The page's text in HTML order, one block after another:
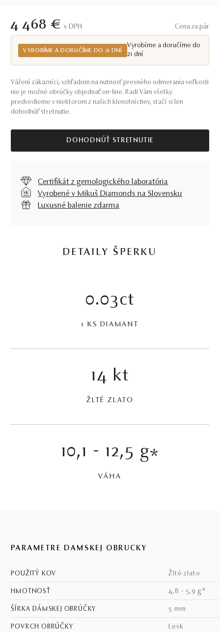
4 468 € S DPH Cena za pár
VYROBÍME A DORUČÍME DO 21 DNÍ
Vyrobíme a doručíme do
21 dní
Vážení zákazníci, vzhľadom na nutnosť presného odmerania veľkosti
nie je možné obrúčky objednať on-line. Radi Vám všetky
predvedieme v niektorom z našich klenotníctiev, stačí si len
dohodnúť stretnutie.
DOHODNÚŤ STRETNUTIE
Certifikát z gemologického laboratória
Vyrobené v Mikuš Diamonds na Slovensku
Luxusné balenie zdarma
DETAILY ŠPERKU
0.03ct
1 KS DIAMANT
14 kt
ŽLTÉ ZLATO
10,1 - 12,5 g*
VÁHA
PARAMETRE DÁMSKEJ OBRÚČKY
POUŽITÝ KOV žlté zlato
HMOTNOSŤ 4,8 - 5,9 g*
ŠÍRKA DÁMSKEJ OBRÚČKY 5 mm
POVRCH OBRÚČKY lesk